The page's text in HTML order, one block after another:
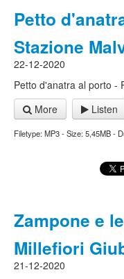
Petto
Stazione
22-12-2020
Petto d'anatra al porto -
More
Listen
Filetype: MP3 - Size: 5,45MB -
Zampone e
Millefiori
21-12-2020